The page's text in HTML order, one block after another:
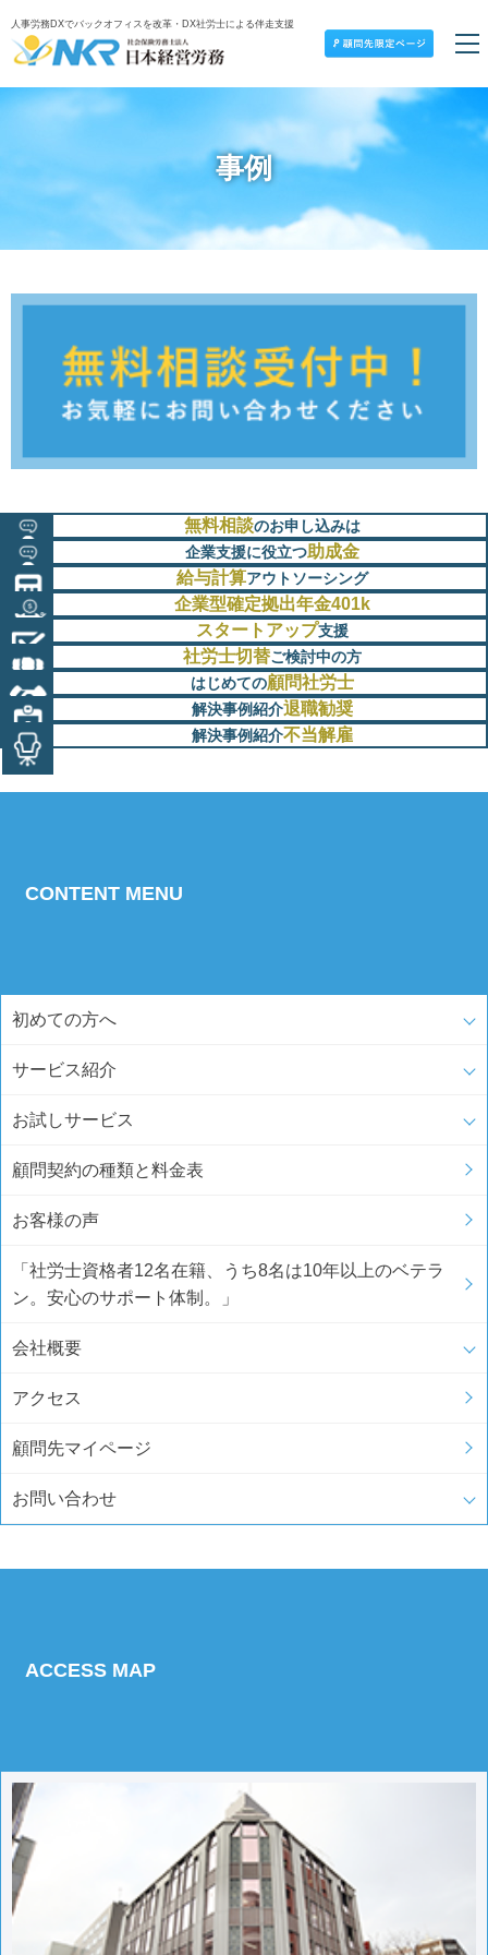
人事労務DXでバックオフィスを改革・DX社労士による伴走支援
事例
無料相談のお申し込みは
企業支援に役立つ助成金
給与計算アウトソーシング
企業型確定拠出年金401k
スタートアップ支援
社労士切替ご検討中の方
はじめての顧問社労士
解決事例紹介退職勧奨
解決事例紹介不当解雇
CONTENT MENU
初めての方へ
サービス紹介
お試しサービス
顧問契約の種類と料金表
お客様の声
「社労士資格者12名在籍、うち8名は10年以上のベテラ
ン。安心のサポート体制。」
会社概要
アクセス
顧問先マイページ
お問い合わせ
ACCESS MAP